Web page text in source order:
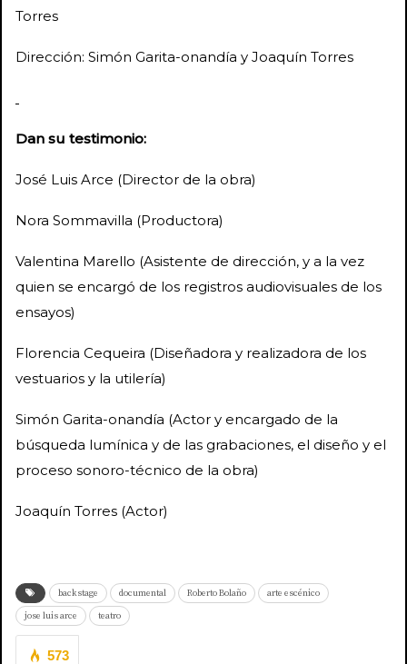
Torres
Dirección: Simón Garita-onandía y Joaquín Torres
Dan su testimonio:
José Luis Arce (Director de la obra)
Nora Sommavilla (Productora)
Valentina Marello (Asistente de dirección, y a la vez
quien se encargó de los registros audiovisuales de los
ensayos)
Florencia Cequeira (Diseñadora y realizadora de los
vestuarios y la utilería)
Simón Garita-onandía (Actor y encargado de la
búsqueda lumínica y de las grabaciones, el diseño y el
proceso sonoro-técnico de la obra)
Joaquín Torres (Actor)
backstage documental Roberto Bolaño arte escénico
jose luis arce teatro
573